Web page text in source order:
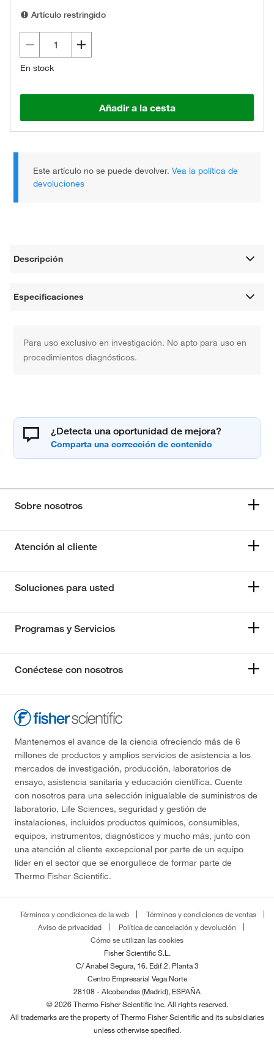
Artículo restringido
En stock
Añadir a la cesta
Este artículo no se puede devolver.Vea la política de
devoluciones
Descripción
Especificaciones
Para uso exclusivo en investigación. No apto para uso en
procedimientos diagnósticos.
¿Detecta una oportunidad de mejora?
Sobre nosotros
Atención al cliente
Soluciones para usted
Programas y Servicios
Conéctese con nosotros
Mantenemos el avance de la ciencia ofreciendo más de 6
millones de productos y amplios servicios de asistencia a los
mercados de investigación, producción, laboratorios de
ensayo, asistencia sanitaria y educación científica. Cuente
con nosotros para una selección inigualable de suministros de
laboratorio, Life Sciences, seguridad y gestión de
instalaciones, incluidos productos químicos, consumibles,
equipos, instrumentos, diagnósticos y mucho más, junto con
una atención al cliente excepcional por parte de un equipo
líder en el sector que se enorgullece de formar parte de
Thermo Fisher Scientific.
Términos y condiciones de la web
Términos y condiciones de ventas
Aviso de privacidad
Política de cancelación y devolución
Cómo se utilizan las cookies
Fisher Scientific S.L.
C/ Anabel Segura, 16. Edif.2. Planta 3
Centro Empresarial Vega Norte
28108 - Alcobendas (Madrid), ESPAÑA
© 2026 Thermo Fisher Scientific Inc. All rights reserved.
All trademarks are the property of Thermo Fisher Scientific and its subsidiaries
unless otherwise specified.